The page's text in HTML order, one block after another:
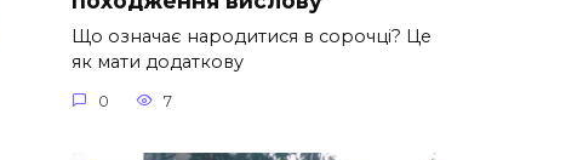
Що означає народитися в сорочці? Це
як мати додаткову
0 7